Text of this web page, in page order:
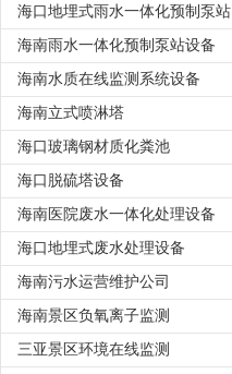
海口地埋式雨水一体化预制泵站
海南雨水一体化预制泵站设备
海南水质在线监测系统设备
海南立式喷淋塔
海口玻璃钢材质化粪池
海口脱硫塔设备
海南医院废水一体化处理设备
海口地埋式废水处理设备
海南污水运营维护公司
海南景区负氧离子监测
三亚景区环境在线监测